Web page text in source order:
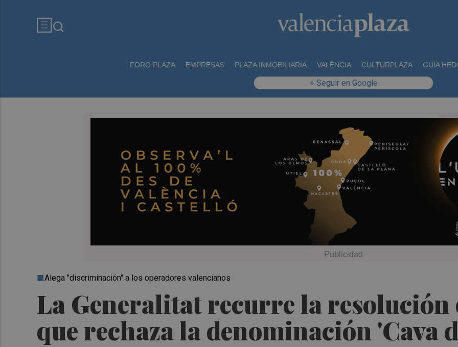
FORO PLAZA EMPRESAS PLAZA INMOBILIARIA VALÈNCIA CULTURPLAZA GUÍA
+ Seguir en Google
La Generalitat recurre la
que rechaza la denominación 'Cava
Alega "discriminación" a los operadores valencianos